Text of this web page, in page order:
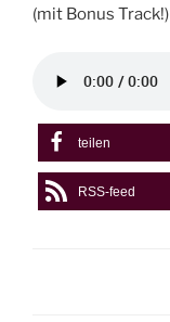
(mit Bonus Track!)
teilen
RSS-feed